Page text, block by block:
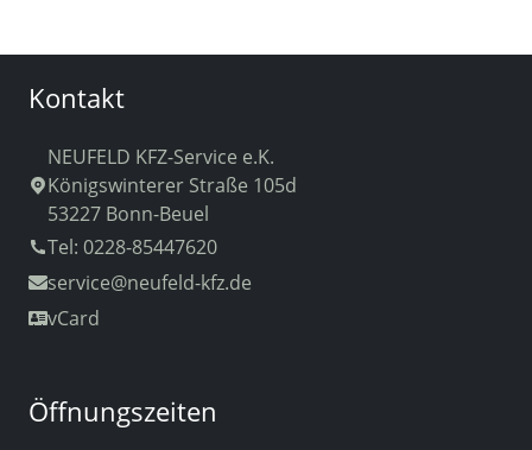
Kontakt
NEUFELD KFZ-Service e.K.
Königswinterer Straße 105d
53227 Bonn-Beuel
Tel: 0228-85447620
service@neufeld-kfz.de
vCard
Öffnungszeiten